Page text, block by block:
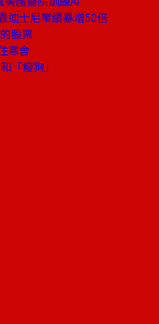
士尼業績暴增50倍
股票
寒舍
「瘦狗」